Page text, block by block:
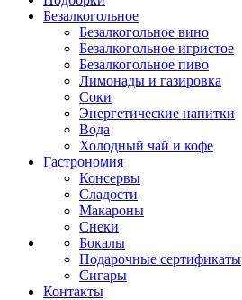
Безалкогольное
Безалкогольное вино
Безалкогольное игристое
Безалкогольное пиво
Лимонады и газировка
Соки
Энергетические напитки
Вода
Холодный чай и кофе
Гастрономия
Консервы
Сладости
Макароны
Снеки
Бокалы
Подарочные сертификаты
Сигары
Контакты